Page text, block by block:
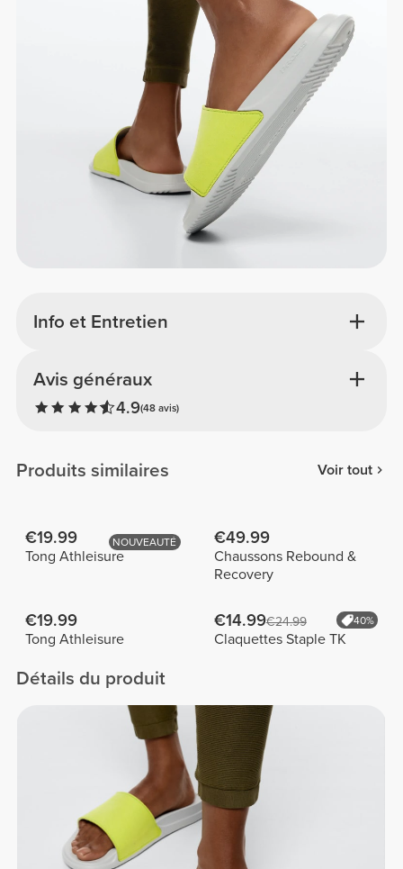
Info et Entretien
Avis généraux
4.9(48 avis)
Produits similaires Voir tout
NOUVEAUTÉ
€19.99
Tong Athleisure
€49.99
Chaussons Rebound &
Recovery
€19.99
Tong Athleisure
€14.99€24.99 40%
Claquettes Staple TK
Détails du produit